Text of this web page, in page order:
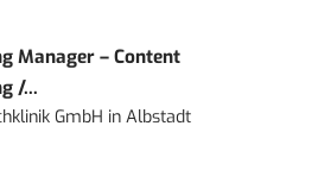
Manager – Content
/...
GmbH inAlbstadt